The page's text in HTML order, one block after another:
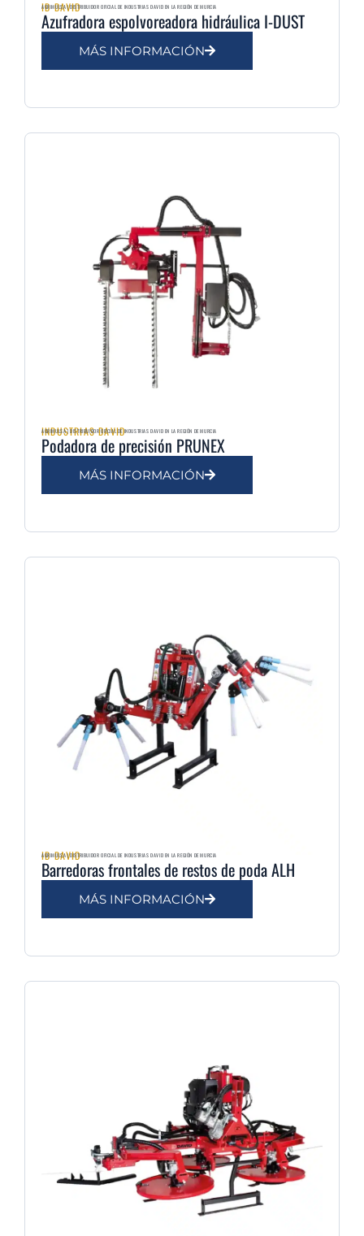
ID DAVID
AGRIMULSA | DISTRIBUIDOR OFICIAL DE INDUSTRIAS DAVID EN LA REGIÓN DE MURCIA
Azufradora espolvoreadora hidráulica I-DUST
MÁS INFORMACIÓN
INDUSTRIAS DAVID
AGRIMULSA | DISTRIBUIDOR OFICIAL DE INDUSTRIAS DAVID EN LA REGIÓN DE MURCIA
Podadora de precisión PRUNEX
MÁS INFORMACIÓN
ID DAVID
AGRIMULSA | DISTRIBUIDOR OFICIAL DE INDUSTRIAS DAVID EN LA REGIÓN DE MURCIA
Barredoras frontales de restos de poda ALH
MÁS INFORMACIÓN